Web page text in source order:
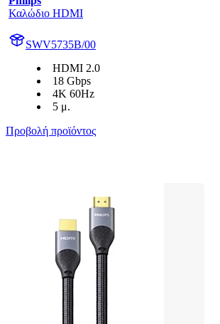
Καλώδιο HDMI
SWV5735B/00
HDMI 2.0
18 Gbps
4K 60Hz
5 μ.
Προβολή προϊόντος